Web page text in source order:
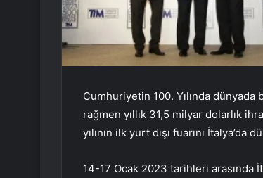
Cumhuriyetin 100. Yılında
rağmen yıllık 31,5 milyar dolarlık
yılının ilk yurt dışı fuarını İtalya’da
14-17 Ocak 2023 tarihleri ​​arasında